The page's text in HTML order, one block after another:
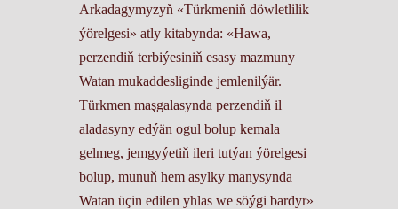
Arkadagymyzyň «Türkmeniň döwletlilik
ýörelgesi» atly kitabynda: «Hawa,
perzendiň terbiýesiniň esasy mazmuny
Watan mukaddesliginde jemlenilýär.
Türkmen maşgalasynda perzendiň il
aladasyny edýän ogul bolup kemala
gelmeg, jemgyýetiň ileri tutýan ýörelgesi
bolup, munuň hem asylky manysynda
Watan üçin edilen yhlas we söýgi bardyr»